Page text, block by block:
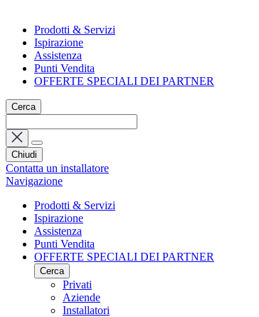
Prodotti & Servizi
Ispirazione
Assistenza
Punti Vendita
OFFERTE SPECIALI DEI PARTNER
Cerca
Chiudi
Contatta un installatore
Navigazione
Prodotti & Servizi
Ispirazione
Assistenza
Punti Vendita
OFFERTE SPECIALI DEI PARTNER
Cerca
Privati
Aziende
Installatori